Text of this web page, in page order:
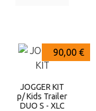
550,00 €
250,00 €
90,00 €
JOGGER KIT
p/ Kids Trailer
DUO S - XLC